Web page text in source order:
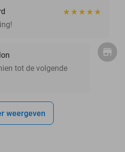
tot de volgende
weergeven